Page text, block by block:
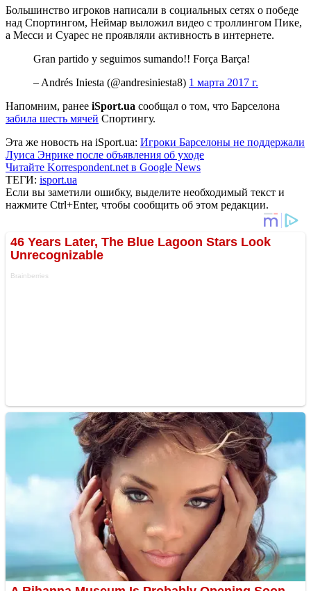
Большинство игроков написали в социальных сетях о победе
над Спортингом, Неймар выложил видео с троллингом Пике,
а Месси и Суарес не проявляли активность в интернете.
Gran partido y seguimos sumando!! Força Barça!
– Andrés Iniesta (@andresiniesta8) 1 марта 2017 г.
Напомним, ранее iSport.ua сообщал о том, что Барселона
забила шесть мячей Спортингу.
Эта же новость на iSport.ua: Игроки Барселоны не поддержали
Луиса Энрике после объявления об уходе
Читайте Korrespondent.net в Google News
ТЕГИ: isport.ua
Если вы заметили ошибку, выделите необходимый текст и
нажмите Ctrl+Enter, чтобы сообщить об этом редакции.